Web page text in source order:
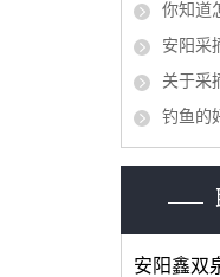
你知道怎么种
安阳采摘园
关于采摘葡
钓鱼的好处有
安阳鑫双